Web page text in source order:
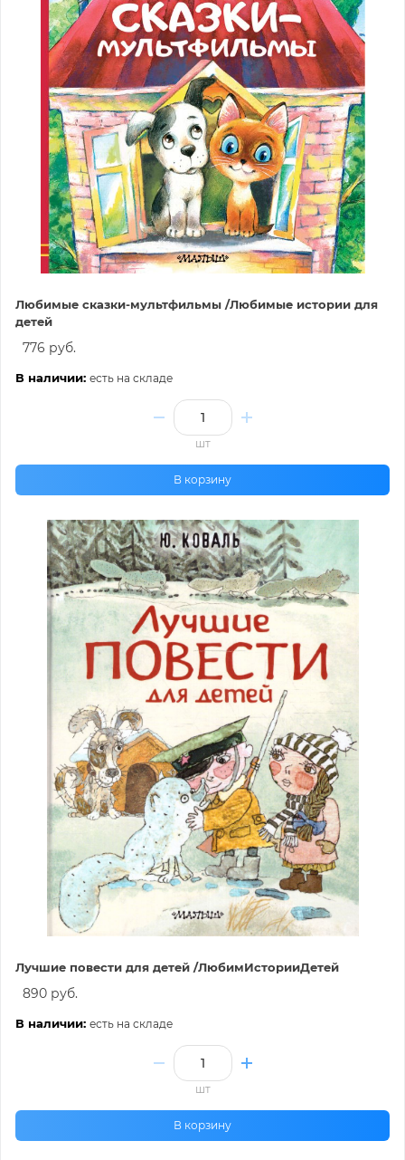
Любимые сказки-мультфильмы /Любимые истории для
детей
776 руб.
В наличии: есть на складе
шт
В корзину
Лучшие повести для детей /ЛюбимИсторииДетей
890 руб.
В наличии: есть на складе
шт
В корзину